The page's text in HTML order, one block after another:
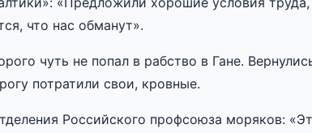
что нас обманут».
чуть не попал в рабство в Гане.
потратили свои, кровные.
Российского профсоюза моряков: